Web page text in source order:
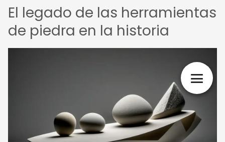
El legado de las herramientas
de piedra en la historia